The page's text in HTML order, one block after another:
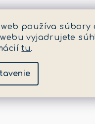
web používa súbory
vyjadrujete
tu.